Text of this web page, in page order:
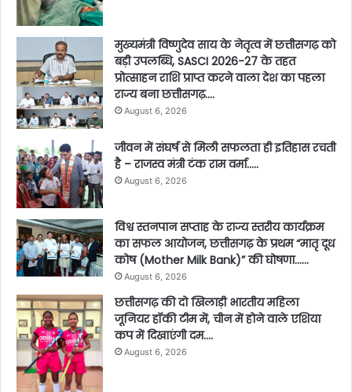
मुख्यमंत्री विष्णुदेव साय के नेतृत्व में छत्तीसगढ़ को
बड़ी उपलब्धि, SASCI 2026-27 के तहत
प्रोत्साहन राशि प्राप्त करने वाला देश का पहला
राज्य बना छत्तीसगढ़….
August 6, 2026
जीवन में संघर्ष से मिली सफलता ही इतिहास रचती
है – राजस्व मंत्री टंक राम वर्मा…..
August 6, 2026
विश्व स्तनपान सप्ताह के राज्य स्तरीय कार्यक्रम
का सफल आयोजन, छत्तीसगढ़ के प्रथम “मातृ दूध
कोष (Mother Milk Bank)” की घोषणा……
August 6, 2026
छत्तीसगढ़ की दो खिलाड़ी भारतीय महिला
जूनियर हॉकी टीम में, चीन में होने वाले एशिया
कप में दिखाएंगी दम….
August 6, 2026